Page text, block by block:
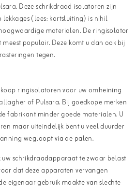
Deze schrikdraad isolatoren zijn
lekkages (lees: kortsluiting) is nihil
materialen. De ringisolator
populair. Deze komt u dan ook bij
tegen.
ringisolatoren voor uw omheining
of Pulsara. Bij goedkope merken
fabrikant minder goede materialen. U
maar uiteindelijk bent u veel duurder
wegloopt via de palen.
schrikdraadapparaat te zwaar belast
dat deze apparaten vervangen
eigenaar gebruik maakte van slechte